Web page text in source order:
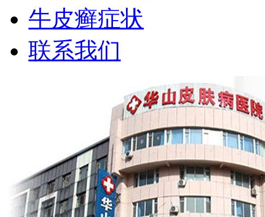
牛皮癣症状
联系我们